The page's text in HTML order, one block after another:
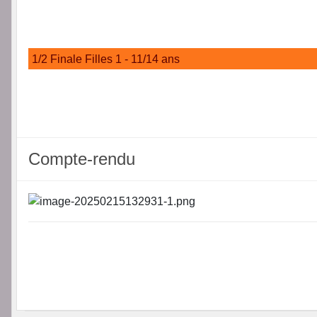
1/2 Finale Filles 1 - 11/14 ans
Compte-rendu